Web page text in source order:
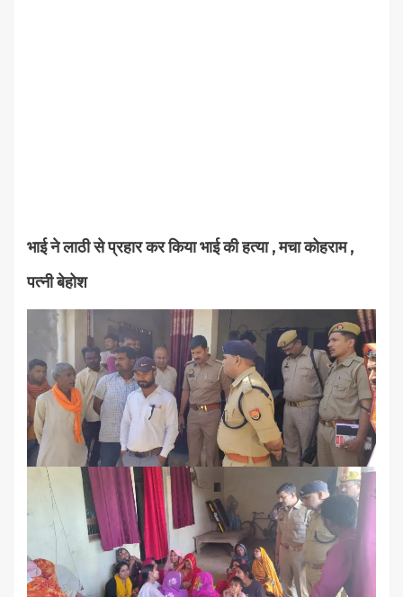
भाई ने लाठी से प्रहार कर किया भाई की हत्या , मचा कोहराम ,
पत्नी बेहोश